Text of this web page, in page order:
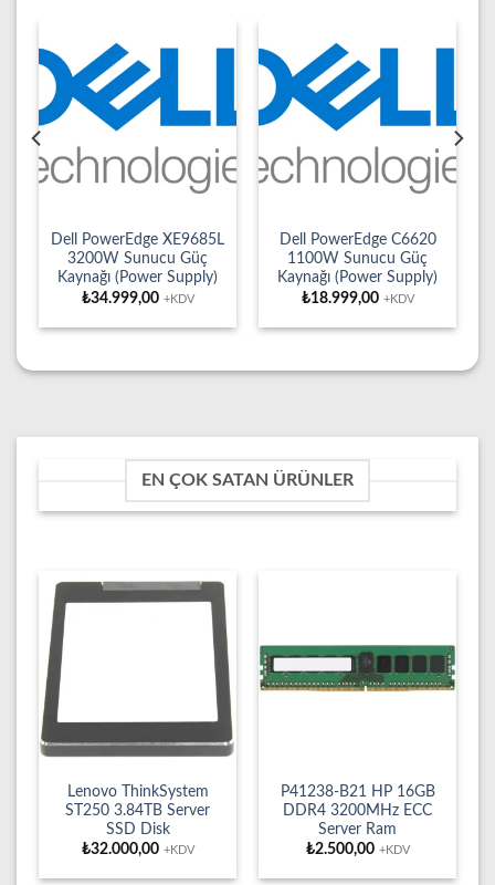
Dell PowerEdge XE9685L
3200W Sunucu Güç
Kaynağı (Power Supply)
₺34.999,00 +KDV
Dell PowerEdge C6620
1100W Sunucu Güç
Kaynağı (Power Supply)
₺18.999,00 +KDV
EN ÇOK SATAN ÜRÜNLER
Lenovo ThinkSystem
ST250 3.84TB Server
SSD Disk
₺32.000,00 +KDV
P41238-B21 HP 16GB
DDR4 3200MHz ECC
Server Ram
₺2.500,00 +KDV